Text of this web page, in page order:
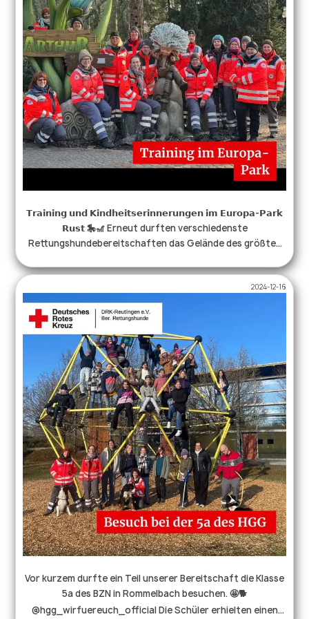
die gesamte Organisation und den vielfältigen Austausch!
🤩🥰 Wir freuen uns auf eine Fortsetzung… . . .
#ehrenamtverbindet #drk #örhb #bergrettung
#flächensuche #mantrailing #rettungshundestaffel
#rettungshund #gemeinschaft
𝗧𝗿𝗮𝗶𝗻𝗶𝗻𝗴 𝘂𝗻𝗱 𝗞𝗶𝗻𝗱𝗵𝗲𝗶𝘁𝘀𝗲𝗿𝗶𝗻𝗻𝗲𝗿𝘂𝗻𝗴𝗲𝗻 𝗶𝗺 𝗘𝘂𝗿𝗼𝗽𝗮-𝗣𝗮𝗿𝗸
𝗥𝘂𝘀𝘁 🎠🎢 Erneut durften verschiedenste
Rettungshundebereitschaften das Gelände des größten
besonderes Training nutzen! 🤩 🐕 Unsere Hunde tauchten
am Vormittag in die Tiefen von Atlantis ab. Zwischen
magischen Quallen 🪼 und gefährlichen Krabben 🦀 suchten
sie im Dunkeln nach ihren Versteckpersonen. Am
Nachmittag besuchten wir den Märchengarten. 🧚🤩 Bei
den letzten Sonnenstrahlen konnten unsere Hunde hier
noch viel lernen und sind am Ende ganz erschöpft in ihren
Betten gelandet. Sie träumten sicher von den vielen
spannenden Eindrücken dieses Trainings. 🥰 Wir bedanken
uns für diese großartige Gelegenheit, in einer solch
beeindruckenden Kulisse einen kompletten Tag gemeinsam
mit vielen anderen Teams trainieren zu dürfen! Europa-
Park . . . #europapark #flächenhunde #trümmerhunde
#mantrailing #rettungshundestaffel #drk
#ehrenamtverbindet #kindheitserinnerungen
2024-12-16
Vor kurzem durfte ein Teil unserer Bereitschaft die Klasse
5a des BZN in Rommelbach besuchen. 🤩🐕
@hgg_wirfuereuch_official Die Schüler erhielten einen